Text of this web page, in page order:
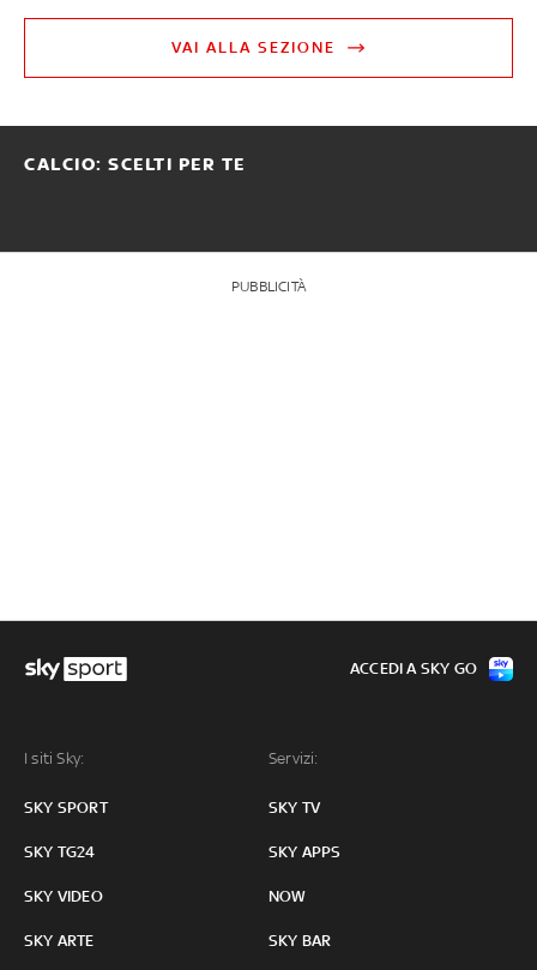
VAI ALLA SEZIONE
CALCIO: SCELTI PER TE
PUBBLICITÀ
I siti Sky:
SKY SPORT
SKY TG24
SKY VIDEO
SKY ARTE
Servizi:
SKY TV
SKY APPS
NOW
SKY BAR
ACCEDI A SKY GO